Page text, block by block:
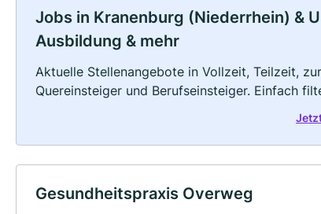
Jobs in Kranenburg (Niederrhein) &
Ausbildung & mehr
Aktuelle Stellenangebote in Vollzeit, Teilzeit,
Quereinsteiger und Berufseinsteiger. Einfach
Gesundheitspraxis Overweg